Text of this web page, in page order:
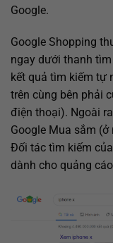
Google.
Google Shopping
ngay dưới thanh
kết quả tìm kiếm tự
trên cùng bên phải
điện thoại). Ngoài
Google Mua sắm
Đối tác tìm kiếm
dành cho quảng